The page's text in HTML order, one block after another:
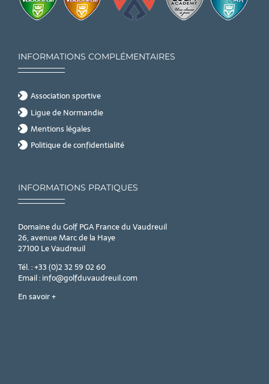
INFORMATIONS COMPLÉMENTAIRES
Association sportive
Ligue de Normandie
Mentions légales
Politique de confidentialité
INFORMATIONS PRATIQUES
Domaine du Golf PGA France du Vaudreuil
26, avenue Marc de la Haye
27100 Le Vaudreuil
Tél. : +33 (0)2 32 59 02 60
Email : info@golfduvaudreuil.com
En savoir +